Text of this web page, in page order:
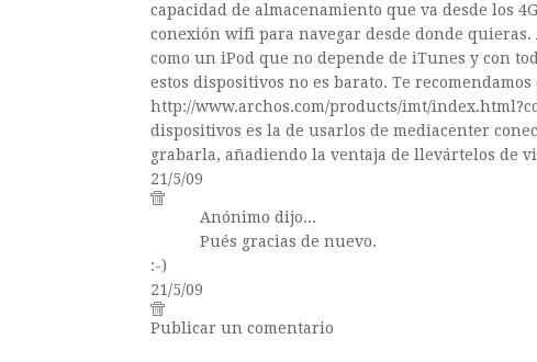
capacidad de almacenamiento que va desde los
conexión wifi para navegar desde donde quieras.
como un iPod que no depende de iTunes y con
estos dispositivos no es barato. Te
http://www.archos.com/products/imt/
dispositivos es la de usarlos de mediacenter
grabarla, añadiendo la ventaja de llevártelos de
21/5/09
Anónimo dijo...
Pués gracias de nuevo.
:-)
21/5/09
Publicar un comentario